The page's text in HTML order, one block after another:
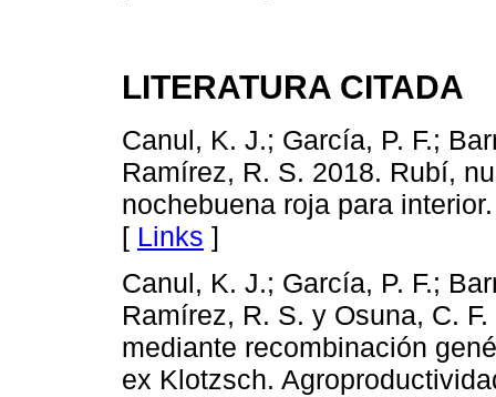
LITERATURA CITADA
Canul, K. J.; García, P. F.;
Ramírez, R. S. 2018. Rubí,
nochebuena roja para
[ Links ]
Canul, K. J.; García, P. F.;
Ramírez, R. S. y Osuna, C.
mediante recombinación
ex Klotzsch.